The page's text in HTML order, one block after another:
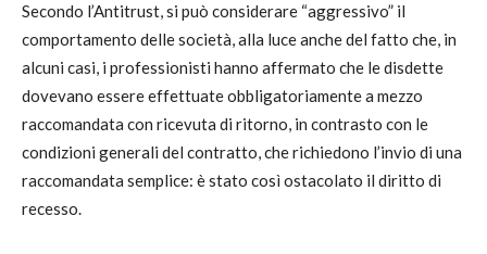
Secondo l’Antitrust, si può considerare “aggressivo” il
comportamento delle società, alla luce anche del fatto che, in
alcuni casi, i professionisti hanno affermato che le disdette
dovevano essere effettuate obbligatoriamente a mezzo
raccomandata con ricevuta di ritorno, in contrasto con le
condizioni generali del contratto, che richiedono l’invio di una
raccomandata semplice: è stato così ostacolato il diritto di
recesso.